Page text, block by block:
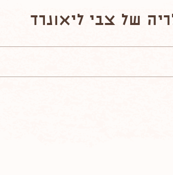
של צבי ליאונרד